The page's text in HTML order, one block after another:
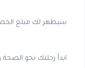
سيظهر لك مبلغ الخصم
ابدأ رحلتك نحو